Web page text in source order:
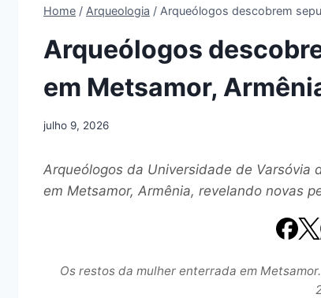
Home / Arqueologia / Arqueólogos descobrem
Arqueólogos
em Metsamor,
julho 9, 2026
Arqueólogos da Universidade de
em Metsamor, Armênia, revelando novas
Os restos da mulher enterrada em